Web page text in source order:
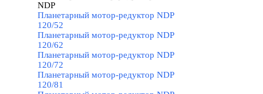
NDP
Планетарный мотор-редуктор NDP
120/52
Планетарный мотор-редуктор NDP
120/62
Планетарный мотор-редуктор NDP
120/72
Планетарный мотор-редуктор NDP
120/81